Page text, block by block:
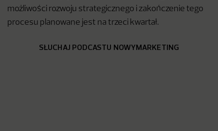
możliwości rozwoju strategicznego i zakończenie tego
procesu planowane jest na trzeci kwartał.
SŁUCHAJ PODCASTU NOWYMARKETING